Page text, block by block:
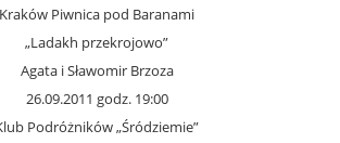
Kraków Piwnica pod Baranami
„Ladakh przekrojowo”
Agata i Sławomir Brzoza
26.09.2011 godz. 19:00
Podróżników „Śródziemie”